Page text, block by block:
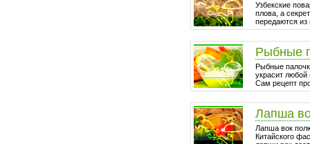
Узбекские
плова, а
передаются из
Рыбные
Рыбные
украсит любой
Сам рецепт
Лапша
Лапша вок
Китайского